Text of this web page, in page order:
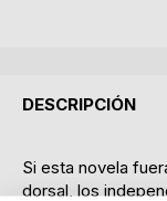
DESCRIPCIÓN
Si esta novela
dorsal, los